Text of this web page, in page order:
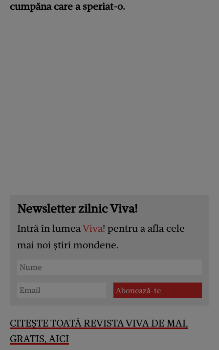
cumpăna care a speriat-o.
Newsletter zilnic Viva!
Intră în lumeaViva! pentru a afla cele
mai noi știri mondene.
CITEȘTE TOATĂ REVISTA VIVA DE MAI,
GRATIS, AICI